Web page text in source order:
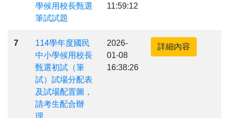
學候用校長甄選
筆試試題
11:59:12
7
114學年度國民
中小學候用校長
甄選初試（筆
試）試場分配表
及試場配置圖，
請考生配合辦
理。
2026-
01-08
16:38:26
詳細內容